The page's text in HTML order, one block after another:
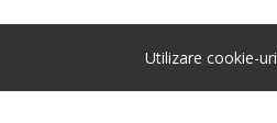
Utilizare cookie-uri